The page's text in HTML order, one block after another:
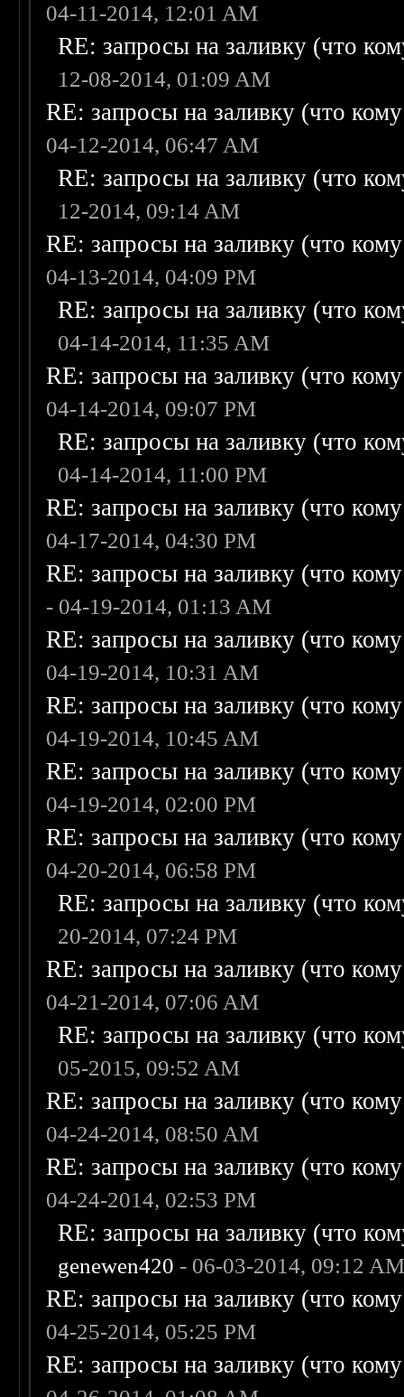
04-11-2014, 12:01 AM
RE: запросы на заливку (что
12-08-2014, 01:09 AM
RE: запросы на заливку (что
04-12-2014, 06:47 AM
RE: запросы на заливку (что
12-2014, 09:14 AM
RE: запросы на заливку (что
04-13-2014, 04:09 PM
RE: запросы на заливку (что
04-14-2014, 11:35 AM
RE: запросы на заливку (что
04-14-2014, 09:07 PM
RE: запросы на заливку (что
04-14-2014, 11:00 PM
RE: запросы на заливку (что
04-17-2014, 04:30 PM
RE: запросы на заливку (что
- 04-19-2014, 01:13 AM
RE: запросы на заливку (что
04-19-2014, 10:31 AM
RE: запросы на заливку (что
04-19-2014, 10:45 AM
RE: запросы на заливку (что
04-19-2014, 02:00 PM
RE: запросы на заливку (что
04-20-2014, 06:58 PM
RE: запросы на заливку (что
20-2014, 07:24 PM
RE: запросы на заливку (что
04-21-2014, 07:06 AM
RE: запросы на заливку (что
05-2015, 09:52 AM
RE: запросы на заливку (что
04-24-2014, 08:50 AM
RE: запросы на заливку (что
04-24-2014, 02:53 PM
RE: запросы на заливку (что
genewen420 - 06-03-2014, 09:12
RE: запросы на заливку (что
04-25-2014, 05:25 PM
RE: запросы на заливку (что